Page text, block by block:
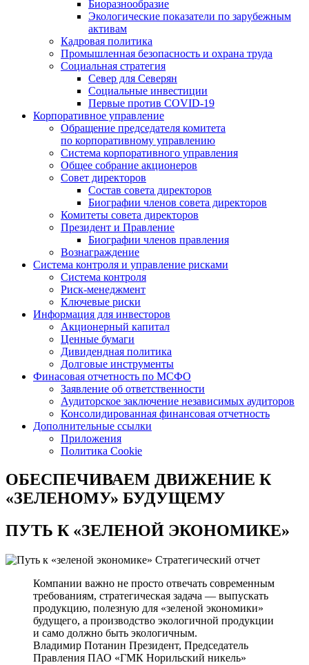
Биоразнообразие
Экологические показатели по зарубежным
активам
Кадровая политика
Промышленная безопасность и охрана труда
Социальная стратегия
Север для Северян
Социальные инвестиции
Первые против COVID‑19
Корпоративное управление
Обращение председателя комитета
по корпоративному управлению
Система корпоративного управления
Общее собрание акционеров
Совет директоров
Состав совета директоров
Биографии членов совета директоров
Комитеты совета директоров
Президент и Правление
Биографии членов правления
Вознаграждение
Система контроля и управление рисками
Система контроля
Риск-менеджмент
Ключевые риски
Информация для инвесторов
Акционерный капитал
Ценные бумаги
Дивидендная политика
Долговые инструменты
Финасовая отчетность по МСФО
Заявление об ответственности
Аудиторское заключение независимых аудиторов
Консолидированная финансовая отчетность
Дополнительные ссылки
Приложения
Политика Cookie
ОБЕСПЕЧИВАЕМ ДВИЖЕНИЕ К
«ЗЕЛЕНОМУ» БУДУЩЕМУ
ПУТЬ К«ЗЕЛЕНОЙ ЭКОНОМИКЕ»
Стратегический отчет
Компании важно не просто отвечать современным
требованиям, стратегическая задача — выпускать
продукцию, полезную для «зеленой экономики»
будущего, а производство экологичной продукции
и само должно быть экологичным.
Владимир Потанин Президент, Председатель
Правления ПАО «ГМК Норильский никель»